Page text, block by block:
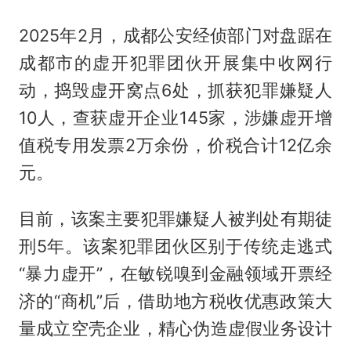
2025年2月，成都公安经侦部门对盘踞在
成都市的虚开犯罪团伙开展集中收网行
动，捣毁虚开窝点6处，抓获犯罪嫌疑人
10人，查获虚开企业145家，涉嫌虚开增
值税专用发票2万余份，价税合计12亿余
元。
目前，该案主要犯罪嫌疑人被判处有期徒
刑5年。该案犯罪团伙区别于传统走逃式
“暴力虚开”，在敏锐嗅到金融领域开票经
济的“商机”后，借助地方税收优惠政策大
量成立空壳企业，精心伪造虚假业务设计